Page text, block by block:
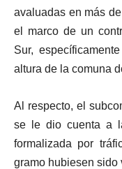
avaluadas en más
el marco de un
Sur,
altura de la comuna
Al respecto, el
se le dio cuenta a
formalizada por
gramo hubiesen sido